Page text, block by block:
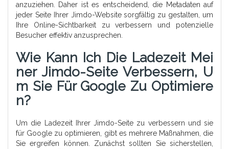
anzuziehen. Daher ist es entscheidend, die Metadaten auf
jeder Seite Ihrer Jimdo-Website sorgfältig zu gestalten, um
Ihre Online-Sichtbarkeit zu verbessern und potenzielle
Besucher effektiv anzusprechen.
Wie Kann Ich Die Ladezeit Mei
Ner Jimdo-Seite Verbessern, U
M Sie Für Google Zu Optimiere
N?
Um die Ladezeit Ihrer Jimdo-Seite zu verbessern und sie
für Google zu optimieren, gibt es mehrere Maßnahmen, die
Sie ergreifen können. Zunächst sollten Sie sicherstellen,